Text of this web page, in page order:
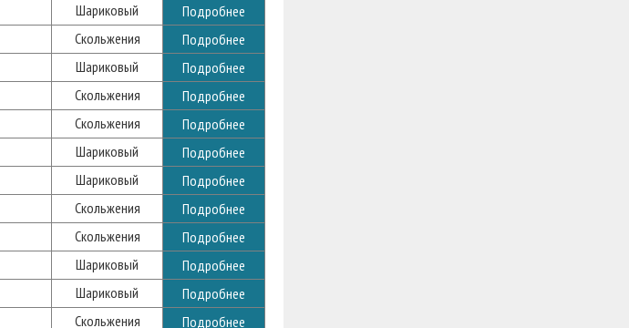
Шариковый
Подробнее
Скольжения
Подробнее
Шариковый
Подробнее
Скольжения
Подробнее
Скольжения
Подробнее
Шариковый
Подробнее
Шариковый
Подробнее
Скольжения
Подробнее
Скольжения
Подробнее
Шариковый
Подробнее
Шариковый
Подробнее
Скольжения Подробнее